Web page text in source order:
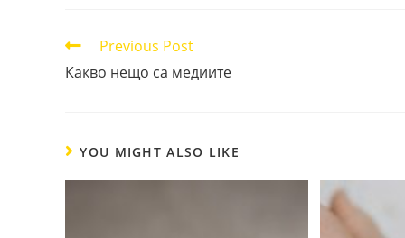
Read
articles
Previous Post
Какво нещо са медиите
YOU MIGHT ALSO LIKE